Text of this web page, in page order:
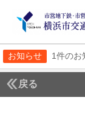
お知らせ 1件のお
戻る